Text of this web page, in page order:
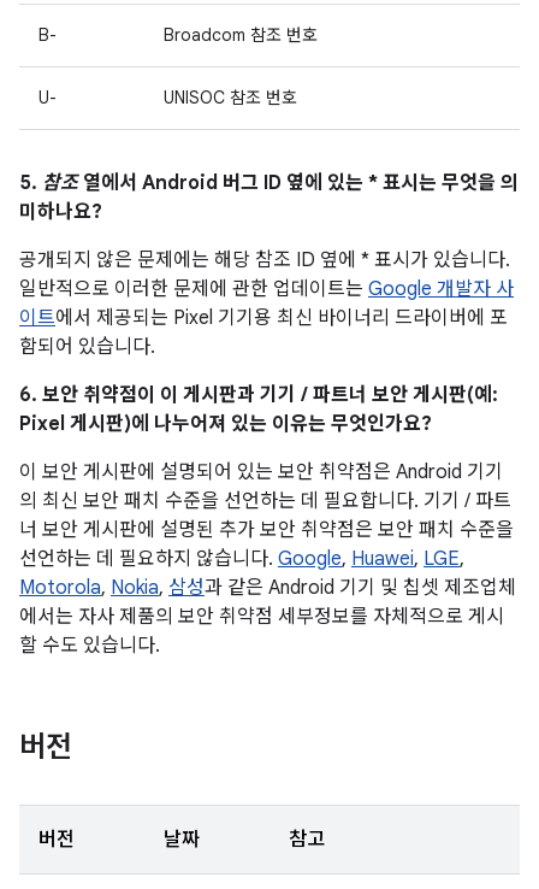
B- Broadcom 참조 번호
U- UNISOC 참조 번호
5. 참조열에서 Android 버그 ID 옆에 있는 * 표시는 무엇을 의
미하나요?
공개되지 않은 문제에는 해당 참조 ID 옆에 * 표시가 있습니다.
일반적으로 이러한 문제에 관한 업데이트는 Google 개발자 사
이트에서 제공되는 Pixel 기기용 최신 바이너리 드라이버에 포
함되어 있습니다.
6. 보안 취약점이 이 게시판과 기기 / 파트너 보안 게시판(예:
Pixel 게시판)에 나누어져 있는 이유는 무엇인가요?
이 보안 게시판에 설명되어 있는 보안 취약점은 Android 기기
의 최신 보안 패치 수준을 선언하는 데 필요합니다. 기기 / 파트
너 보안 게시판에 설명된 추가 보안 취약점은 보안 패치 수준을
선언하는 데 필요하지 않습니다. Google, Huawei, LGE,
Motorola, Nokia, 삼성과 같은 Android 기기 및 칩셋 제조업체
에서는 자사 제품의 보안 취약점 세부정보를 자체적으로 게시
할 수도 있습니다.
버전
버전 날짜 참고